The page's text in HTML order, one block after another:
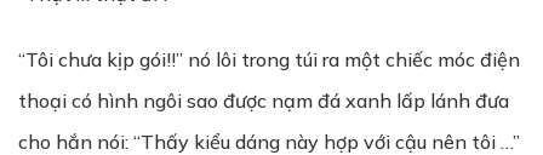
“Tôi chưa kịp gói!!” nó lôi trong túi ra một chiếc móc điện
thoại có hình ngôi sao được nạm đá xanh lấp lánh đưa
cho hắn nói: “Thấy kiểu dáng này hợp với cậu nên tôi …”